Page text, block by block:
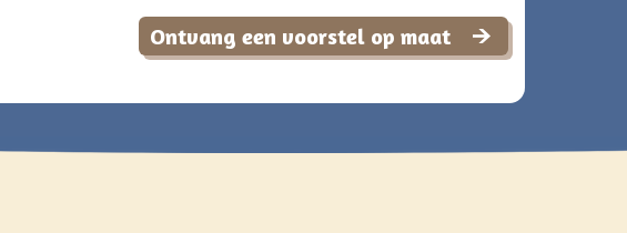
Ontvang een voorstel op maat